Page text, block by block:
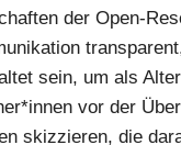
der Open-
sein, um als
vor der
skizzieren, die